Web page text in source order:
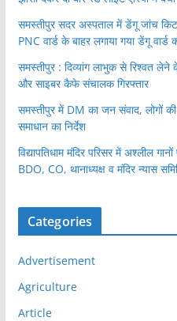
समस्तीपुर सदर अस्पताल में डेंगू जांच किट
PNC वार्ड के बाहर लगाया गया डेंगू वार्ड
समस्तीपुर : दिव्यांग लाभुक से रिश्वत
और साइबर कैफे संचालक गिरफ्तार
समस्तीपुर में DM का जन संवाद, लोगों
समाधान का निर्देश
विद्यापतिधाम मंदिर परिसर में अश्लील
BDO, CO, थानाध्यक्ष व मंदिर न्यास
Categories
Advertisement
Agriculture
Article